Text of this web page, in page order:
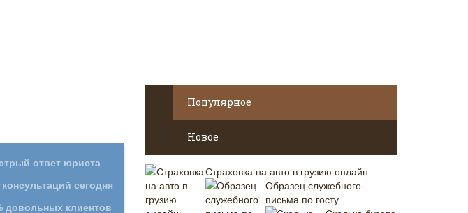
Популярное
Новое
Страховка на авто в грузию онлайн
Образец служебного
письма по госту